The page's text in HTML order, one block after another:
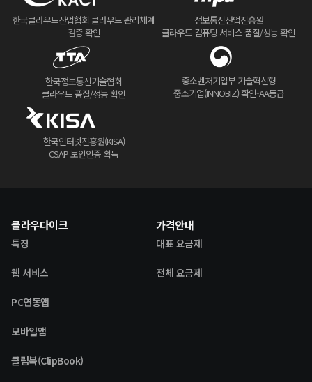
한국클라우드산업협회 클라우드 관리체계
검증 확인
정보통신산업진흥원
클라우드 컴퓨팅 서비스 품질/성능 확인
한국정보통신기술협회
클라우드 품질/성능 확인
중소벤처기업부 기술혁신형
중소기업(INNOBIZ) 확인-AA등급
한국인터넷진흥원(KISA)
CSAP 보안인증 획득
클라우다이크
특징
웹 서비스
PC연동앱
모바일앱
클립북(ClipBook)
가격안내
대표 요금제
전체 요금제